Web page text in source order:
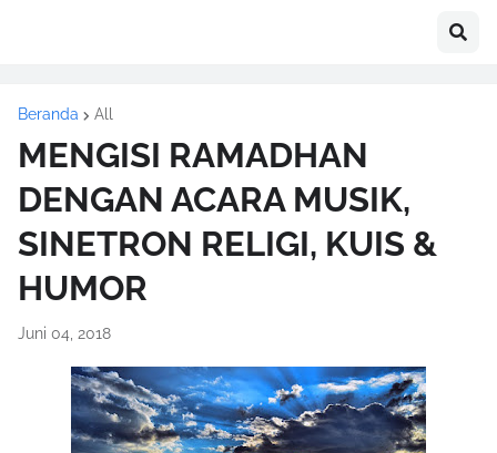
Beranda All
MENGISI RAMADHAN
DENGAN ACARA MUSIK,
SINETRON RELIGI, KUIS &
HUMOR
Juni 04, 2018